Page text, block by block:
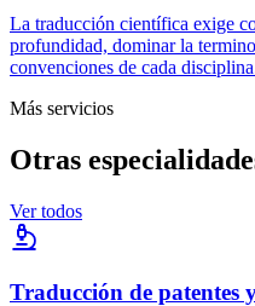
La traducción científica exige
profundidad, dominar la
convenciones de cada
Más servicios
Otras
Ver todos
Traducción de patentes